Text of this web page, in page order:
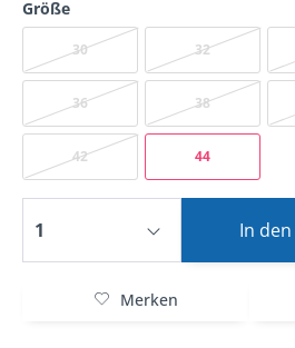
Größe
30 32
36 38
42 44
In den
Merken